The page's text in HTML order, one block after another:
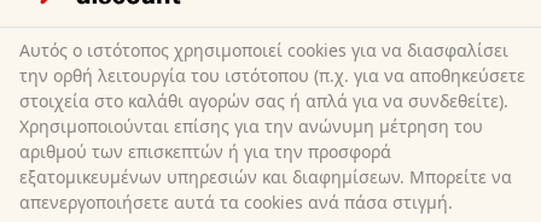
Αυτός ο ιστότοπος χρησιμοποιεί cookies για να διασφαλίσει
την ορθή λειτουργία του ιστότοπου (π.χ. για να αποθηκεύσετε
στοιχεία στο καλάθι αγορών σας ή απλά για να συνδεθείτε).
Χρησιμοποιούνται επίσης για την ανώνυμη μέτρηση του
αριθμού των επισκεπτών ή για την προσφορά
εξατομικευμένων υπηρεσιών και διαφημίσεων. Μπορείτε να
απενεργοποιήσετε αυτά τα cookies ανά πάσα στιγμή.